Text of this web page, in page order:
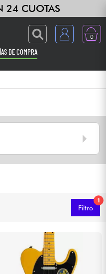
24 CUOTAS
0
DE COMPRA
1
Filtro